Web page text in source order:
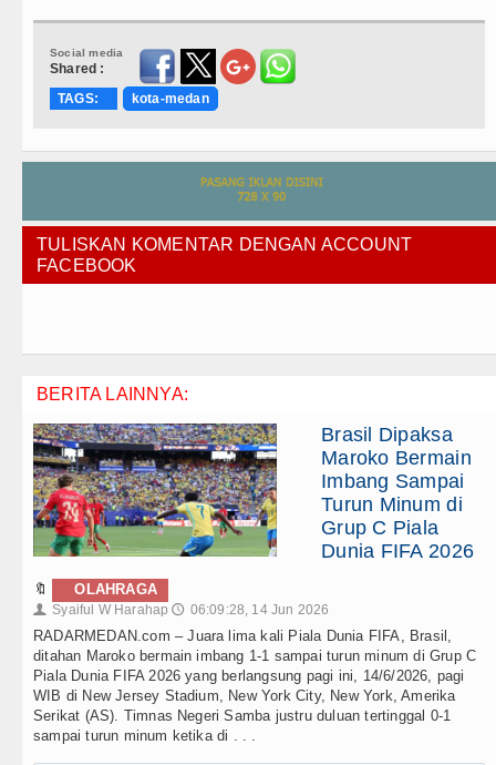
Social media
Shared :
TAGS:
kota-medan
TULISKAN KOMENTAR DENGAN ACCOUNT
FACEBOOK
BERITA LAINNYA:
Brasil Dipaksa
Maroko Bermain
Imbang Sampai
Turun Minum di
Grup C Piala
Dunia FIFA 2026
🔖 OLAHRAGA
👤 Syaiful W Harahap 🕔 06:09:28, 14 Jun 2026
RADARMEDAN.com – Juara lima kali Piala Dunia FIFA, Brasil,
ditahan Maroko bermain imbang 1-1 sampai turun minum di Grup C
Piala Dunia FIFA 2026 yang berlangsung pagi ini, 14/6/2026, pagi
WIB di New Jersey Stadium, New York City, New York, Amerika
Serikat (AS). Timnas Negeri Samba justru duluan tertinggal 0-1
sampai turun minum ketika di . . .